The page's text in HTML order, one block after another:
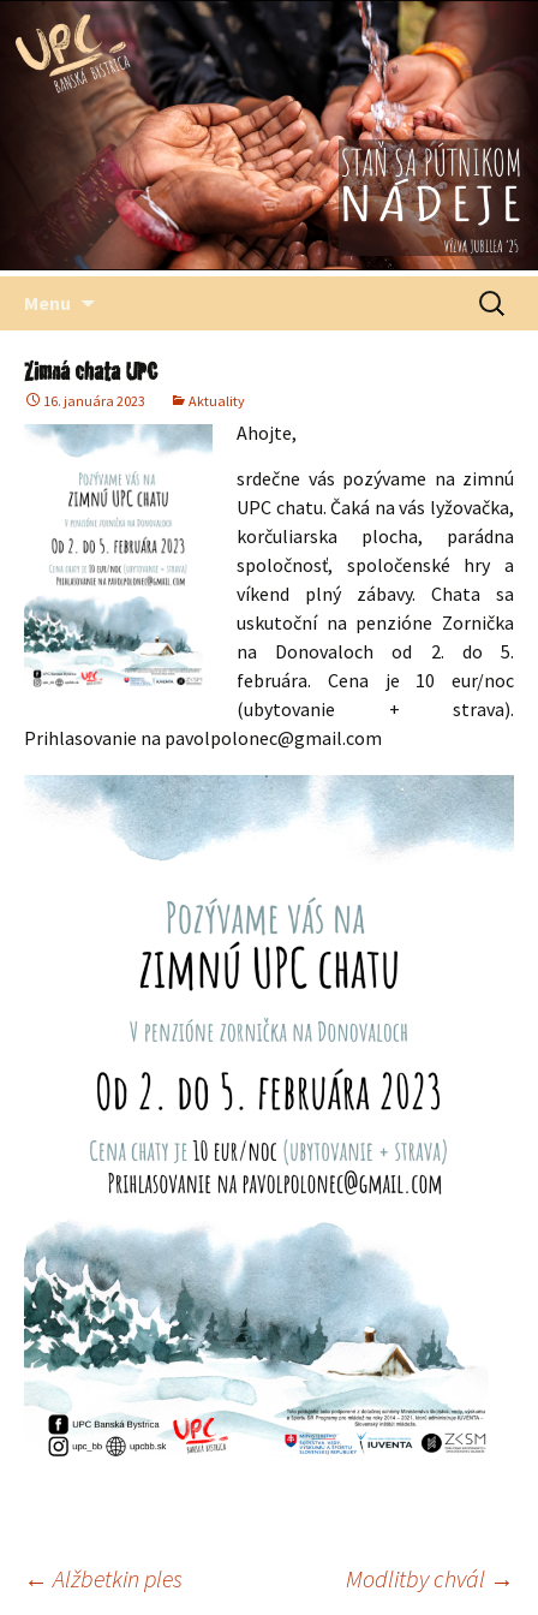
Univerzitnépastoračné centrum
Štefana Moysesa, biskupa, Banská Bystrica
Menu Hľadať:
Zimná chata UPC
16. januára 2023 Aktuality
Ahojte,
srdečne vás pozývame na zimnú
UPC chatu. Čaká na vás lyžovačka,
korčuliarska plocha, parádna
spoločnosť, spoločenské hry a
víkend plný zábavy. Chata sa
uskutoční na penzióne Zornička
na Donovaloch od 2. do 5.
februára. Cena je 10 eur/noc
(ubytovanie + strava).
Prihlasovanie na pavolpolonec@gmail.com
Navigácia
← Alžbetkin ples Modlitby chvál →